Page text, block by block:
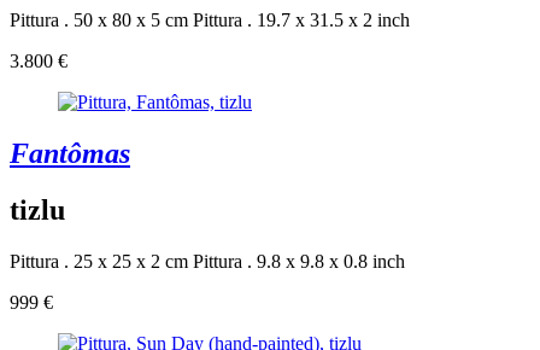
Pittura . 50 x 80 x 5 cm Pittura . 19.7 x 31.5 x 2 inch
3.800 €
Fantômas
tizlu
Pittura . 25 x 25 x 2 cm Pittura . 9.8 x 9.8 x 0.8 inch
999 €